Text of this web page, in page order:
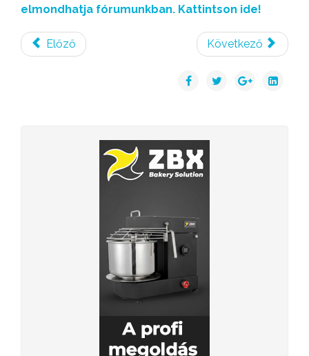
elmondhatja fórumunkban. Kattintson ide!
Előző Következő